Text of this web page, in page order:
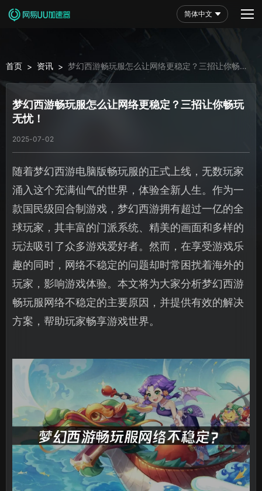
简体中文
首页 > 资讯 > 梦幻西游畅玩服怎么让网络更稳定？三招让你畅玩
无忧！
梦幻西游畅玩服怎么让网络更稳定？三招让你畅玩
无忧！
2025-07-02
随着梦幻西游电脑版畅玩服的正式上线，无数玩家
涌入这个充满仙气的世界，体验全新人生。作为一
款国民级回合制游戏，梦幻西游拥有超过一亿的全
球玩家，其丰富的门派系统、精美的画面和多样的
玩法吸引了众多游戏爱好者。然而，在享受游戏乐
趣的同时，网络不稳定的问题却时常困扰着海外的
玩家，影响游戏体验。本文将为大家分析梦幻西游
畅玩服网络不稳定的主要原因，并提供有效的解决
方案，帮助玩家畅享游戏世界。